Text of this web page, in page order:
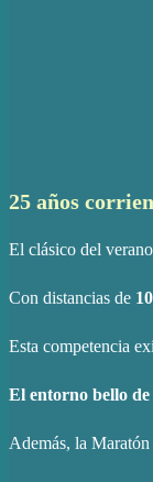
25 años
El clásico del
Con distancias de
Esta competencia
El entorno bello
Además, la